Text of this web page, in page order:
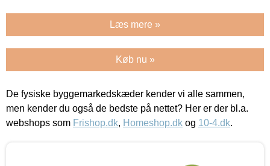
Læs mere »
Køb nu »
De fysiske byggemarkedskæder kender vi alle sammen,
men kender du også de bedste på nettet? Her er der bl.a.
webshops som Frishop.dk, Homeshop.dk og 10-4.dk.